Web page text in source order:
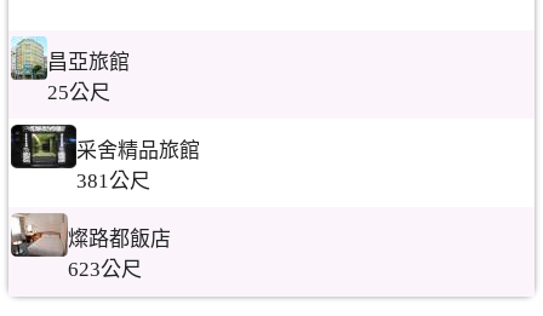
昌亞旅館
25公尺
采舍精品旅館
381公尺
燦路都飯店
623公尺